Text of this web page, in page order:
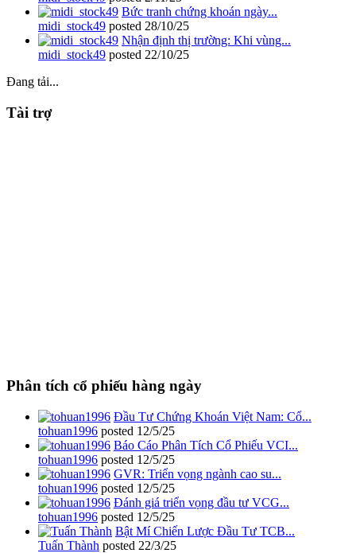
Bức tranh chứng khoán ngày...
midi_stock49 posted 28/10/25
Nhận định thị trường: Khi vùng...
midi_stock49 posted 22/10/25
Đang tải...
Tài trợ
Phân tích cổ phiếu hàng ngày
Đầu Tư Chứng Khoán Việt Nam: Cổ...
tohuan1996 posted 12/5/25
Báo Cáo Phân Tích Cổ Phiếu VCI...
tohuan1996 posted 12/5/25
GVR: Triển vọng ngành cao su...
tohuan1996 posted 12/5/25
Đánh giá triển vọng đầu tư VCG...
tohuan1996 posted 12/5/25
Bật Mí Chiến Lược Đầu Tư TCB...
Tuấn Thành posted 22/3/25